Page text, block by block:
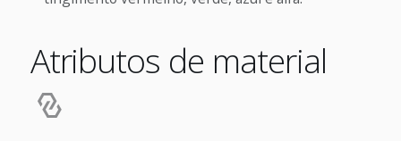
Atributos de material